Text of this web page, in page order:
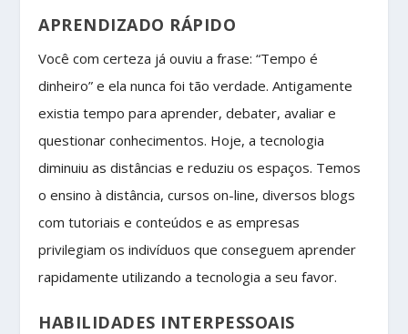
APRENDIZADO RÁPIDO
Você com certeza já ouviu a frase: “Tempo é
dinheiro” e ela nunca foi tão verdade. Antigamente
existia tempo para aprender, debater, avaliar e
questionar conhecimentos. Hoje, a tecnologia
diminuiu as distâncias e reduziu os espaços. Temos
o ensino à distância, cursos on-line, diversos blogs
com tutoriais e conteúdos e as empresas
privilegiam os indivíduos que conseguem aprender
rapidamente utilizando a tecnologia a seu favor.
HABILIDADES INTERPESSOAIS